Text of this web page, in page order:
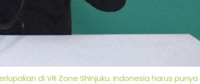
di VR Zone Shinjuku. Indonesia harus punya